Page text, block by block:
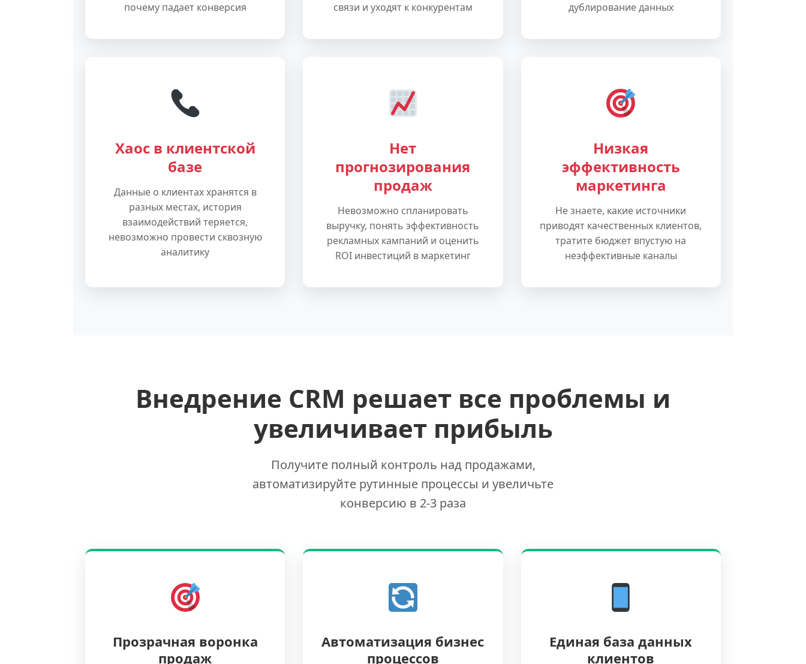
почему падает конверсия
связи и уходят к конкурентам
дублирование данных
Хаос в клиентской
базе
Данные о клиентах хранятся в
разных местах, история
взаимодействий теряется,
невозможно провести сквозную
аналитику
Нет
прогнозирования
продаж
Невозможно спланировать
выручку, понять эффективность
рекламных кампаний и оценить
ROI инвестиций в маркетинг
Низкая
эффективность
маркетинга
Не знаете, какие источники
приводят качественных клиентов,
тратите бюджет впустую на
неэффективные каналы
Внедрение CRM решает все проблемы и
увеличивает прибыль
Получите полный контроль над продажами,
автоматизируйте рутинные процессы и увеличьте
конверсию в 2-3 раза
Прозрачная воронка
продаж
Автоматизация бизнес
процессов
Единая база данных
клиентов